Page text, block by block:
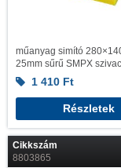
műanyag simító
25mm sűrű SMPX
1 410 Ft
Részletek
Cikkszám
8803865